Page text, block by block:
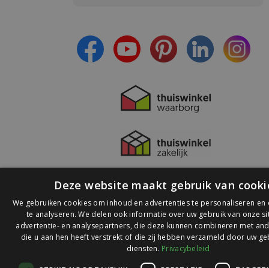
© 2026 Ledlichtdiscounter.nl
Deze website maakt gebruik van
We gebruiken cookies om inhoud en advertenties te personaliseren en
te analyseren. We delen ook informatie over uw gebruik van onze
advertentie- en analysepartners, die deze kunnen combineren met
die u aan hen heeft verstrekt of die zij hebben verzameld door uw
diensten. Privacybeleid